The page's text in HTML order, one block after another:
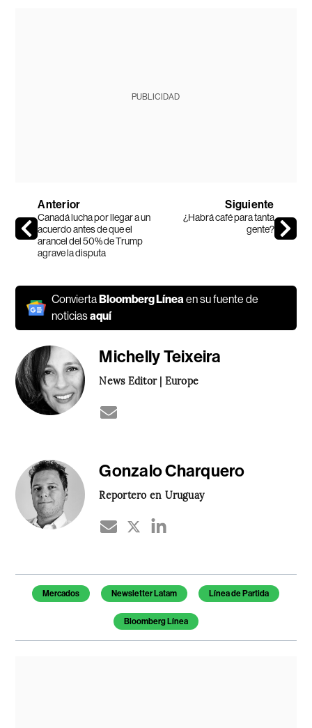
PUBLICIDAD
Anterior
Canadá lucha por llegar a un
acuerdo antes de que el
arancel del 50% de Trump
agrave la disputa
Siguiente
¿Habrá café para tanta
gente?
ConviertaBloomberg Líneaen su fuente de
noticiasaquí
Michelly Teixeira
News Editor | Europe
Gonzalo Charquero
Reportero en Uruguay
Temas de este artículo
Mercados Newsletter Latam Línea de Partida
Bloomberg Línea